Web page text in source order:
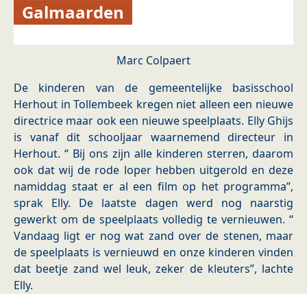
Galmaarden
Marc Colpaert
De kinderen van de gemeentelijke basisschool
Herhout in Tollembeek kregen niet alleen een nieuwe
directrice maar ook een nieuwe speelplaats. Elly Ghijs
is vanaf dit schooljaar waarnemend directeur in
Herhout. “ Bij ons zijn alle kinderen sterren, daarom
ook dat wij de rode loper hebben uitgerold en deze
namiddag staat er al een film op het programma”,
sprak Elly. De laatste dagen werd nog naarstig
gewerkt om de speelplaats volledig te vernieuwen. “
Vandaag ligt er nog wat zand over de stenen, maar
de speelplaats is vernieuwd en onze kinderen vinden
dat beetje zand wel leuk, zeker de kleuters”, lachte
Elly.